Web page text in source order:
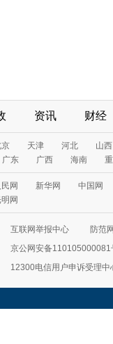
资讯 财经
天津 河北
山西
广东 广西 海南
民网 新华网
中国网
网
互联网举报中心
防范
京公网安备110105000081
12300电信用户申诉受理中